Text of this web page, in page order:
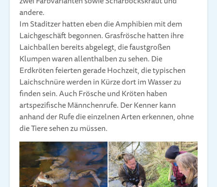
andere.
Im Staditzer hatten eben die Amphibien mit dem
Laichgeschäft begonnen. Grasfrösche hatten ihre
Laichballen bereits abgelegt, die faustgroßen
Klumpen waren allenthalben zu sehen. Die
Erdkröten feierten gerade Hochzeit, die typischen
Laichschnüre werden in Kürze dort im Wasser zu
finden sein. Auch Frösche und Kröten haben
artspezifische Männchenrufe. Der Kenner kann
anhand der Rufe die einzelnen Arten erkennen, ohne
die Tiere sehen zu müssen.